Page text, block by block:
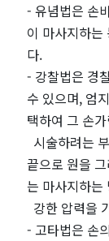
- 유념법은 손
이 마사지하는
다.
- 강찰법은 경
수 있으며, 엄
택하여 그 손
시술하려는
끝으로 원을
는 마사지하는
강한 압력을
- 고타법은 손